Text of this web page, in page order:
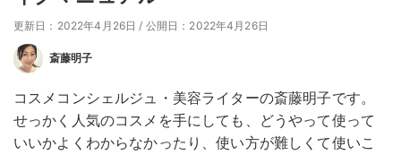
更新日：2022年4月26日 / 公開日：2022年4月26日
斎藤明子
コスメコンシェルジュ・美容ライターの斎藤明子です。
せっかく人気のコスメを手にしても、どうやって使って
いいかよくわからなかったり、使い方が難しくて使いこ